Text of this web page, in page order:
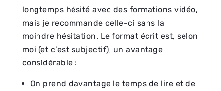
longtemps hésité avec des formations vidéo,
mais je recommande celle-ci sans la
moindre hésitation. Le format écrit est, selon
moi (et c’est subjectif), un avantage
considérable :
On prend davantage le temps de lire et de